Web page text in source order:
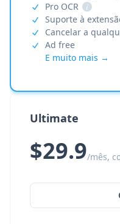
Pro OCR
i
Suporte à
Cancelar a
Ad free
E muito mais →
Ultimate
$29.9/mês,